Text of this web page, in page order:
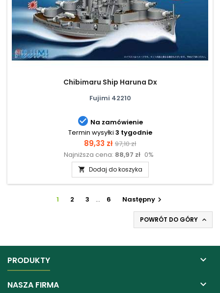
Chibimaru Ship Haruna Dx
Fujimi 42210
 Na zamówienie
Termin wysyłki 3 tygodnie
Cena
89,33 zł Cena
podstawowa
97,10 zł
Najniższa cena: 88,97 zł 0%
 Dodaj do koszyka
1 2 3 … 6 Następny
POWRÓT DO GÓRY 
PRODUKTY 
NASZA FIRMA 